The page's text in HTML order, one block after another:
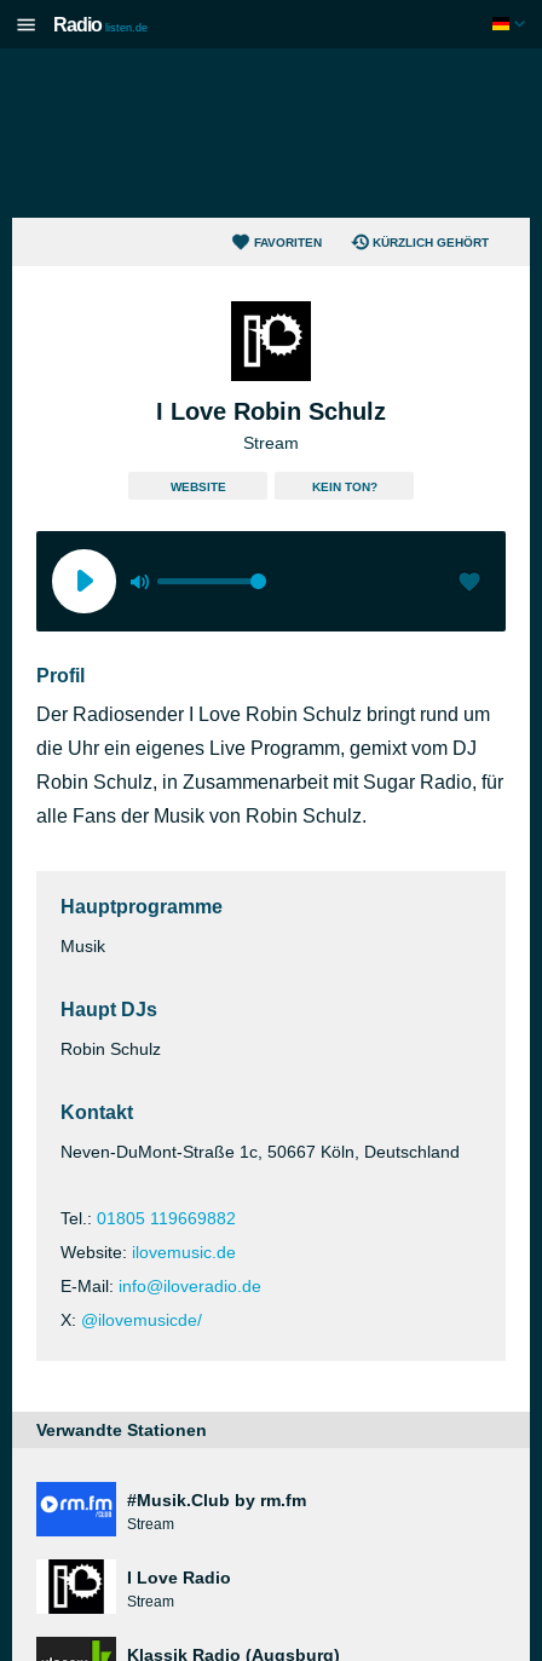
Radio listen.de
FAVORITEN KÜRZLICH GEHÖRT
I Love Robin Schulz
Stream
WEBSITE KEIN TON?
Profil
Der Radiosender I Love Robin Schulz bringt rund um
die Uhr ein eigenes Live Programm, gemixt vom DJ
Robin Schulz, in Zusammenarbeit mit Sugar Radio, für
alle Fans der Musik von Robin Schulz.
Hauptprogramme
Musik
Haupt DJs
Robin Schulz
Kontakt
Neven-DuMont-Straße 1c, 50667 Köln, Deutschland
Tel.: 01805 119669882
Website: ilovemusic.de
E-Mail: info@iloveradio.de
X: @ilovemusicde/
Verwandte Stationen
#Musik.Club by rm.fm
Stream
I Love Radio
Stream
Klassik Radio (Augsburg)